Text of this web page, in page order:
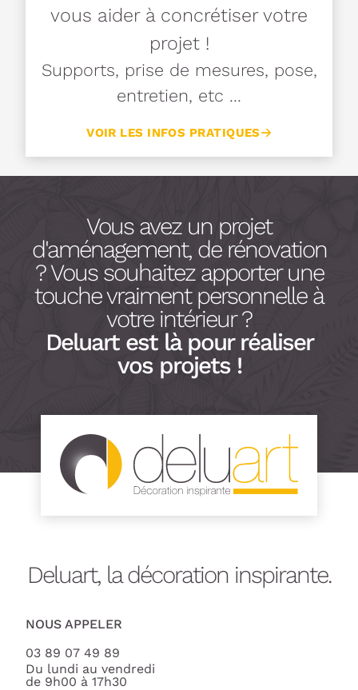
vous aider à concrétiser votre
projet !
Supports, prise de mesures, pose,
entretien, etc ...
VOIR LES INFOS PRATIQUES
Vous avez un projet
d'aménagement, de rénovation
? Vous souhaitez apporter une
touche vraiment personnelle à
votre intérieur ?
Deluart est là pour réaliser
vos projets !
Deluart, la décoration inspirante.
NOUS APPELER
03 89 07 49 89
Du lundi au vendredi
de 9h00 à 17h30